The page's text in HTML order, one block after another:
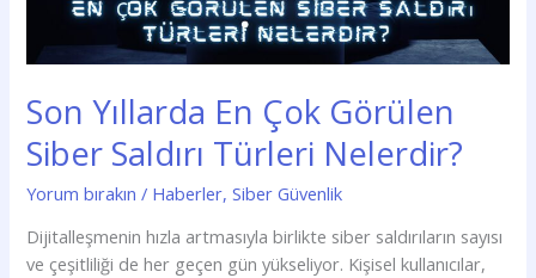
Son Yıllarda En Çok Görülen
Siber Saldırı Türleri Nelerdir?
Yorum bırakın / Haberler,Siber Güvenlik
Dijitalleşmenin hızla artmasıyla birlikte siber saldırıların sayısı
ve çeşitliliği de her geçen gün yükseliyor. Kişisel kullanıcılar,
Nelerdir?